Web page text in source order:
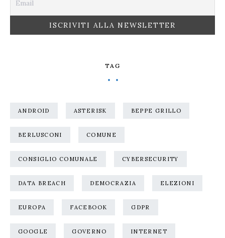
TAG
ANDROID ASTERISK BEPPE GRILLO
BERLUSCONI COMUNE
CONSIGLIO COMUNALE CYBERSECURITY
DATA BREACH DEMOCRAZIA ELEZIONI
EUROPA FACEBOOK GDPR
GOOGLE GOVERNO INTERNET